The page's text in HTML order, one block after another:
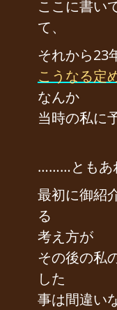
ここに書い
て、
それから23
こうなる定
なんか
当時の私に
………ともあ
最初に御紹
る
考え方が
その後の私
した
事は間違い